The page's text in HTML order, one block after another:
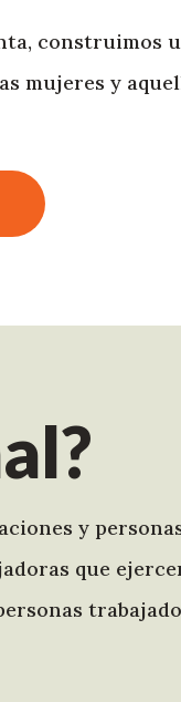
construimos
mujeres y
y
que